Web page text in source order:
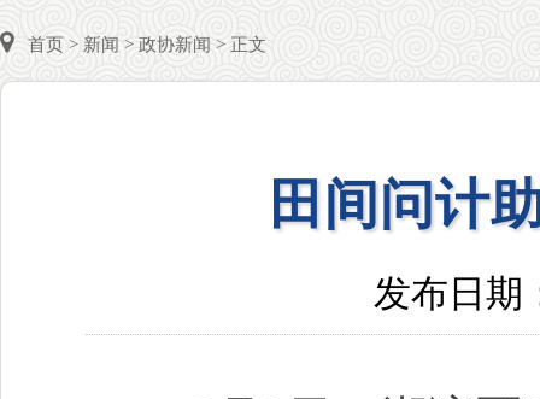
首页 > 新闻 > 政协新闻 > 正文
田间问计
发布日期